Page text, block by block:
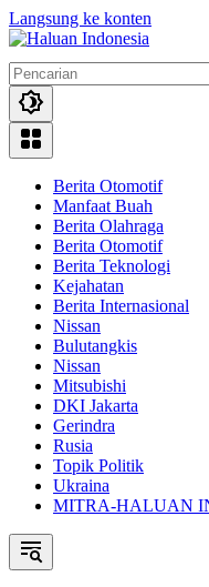
Langsung ke konten
Berita Otomotif
Manfaat Buah
Berita Olahraga
Berita Otomotif
Berita Teknologi
Kejahatan
Berita Internasional
Nissan
Bulutangkis
Nissan
Mitsubishi
DKI Jakarta
Gerindra
Rusia
Topik Politik
Ukraina
MITRA-HALUAN